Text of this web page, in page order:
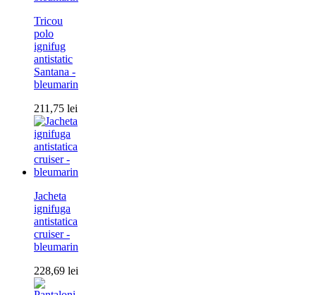
Tricou
polo
ignifug
antistatic
Santana -
bleumarin
211,75 lei
Jacheta
ignifuga
antistatica
cruiser -
bleumarin
228,69 lei